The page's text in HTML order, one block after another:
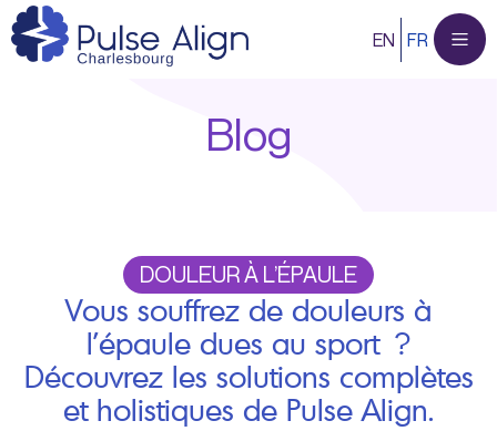
Aller
au
EN FR
Blog
DOULEUR À L’ÉPAULE
Vous souffrez de douleurs à
l’épaule dues au sport ?
Découvrez les solutions complètes
et holistiques de Pulse Align.